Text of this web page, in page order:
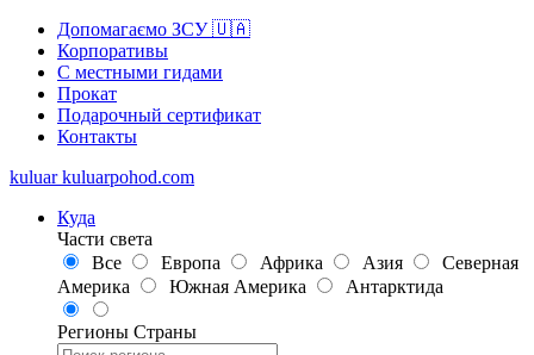
Допомагаємо ЗСУ 🇺🇦
Корпоративы
С местными гидами
Прокат
Подарочный сертификат
Контакты
kuluar kuluarpohod.com
Куда
Части света
Все
Европа Африка Азия
Северная
Америка
Южная Америка Антарктида
Регионы Страны